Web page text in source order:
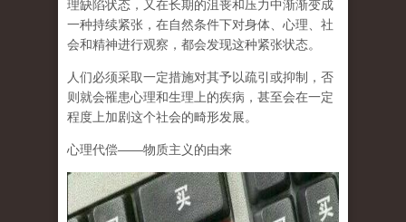
理缺陷状态，又在长期的沮丧和压力中渐渐变成
一种持续紧张，在自然条件下对身体、心理、社
会和精神进行观察，都会发现这种紧张状态。
人们必须采取一定措施对其予以疏引或抑制，否
则就会罹患心理和生理上的疾病，甚至会在一定
程度上加剧这个社会的畸形发展。
心理代偿——物质主义的由来